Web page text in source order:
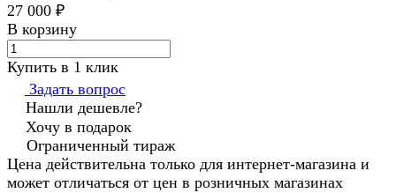
27 000 ₽
В корзину
Купить в 1 клик
Задать вопрос
Нашли дешевле?
Хочу в подарок
Ограниченный тираж
Цена действительна только для интернет-магазина и
может отличаться от цен в розничных магазинах